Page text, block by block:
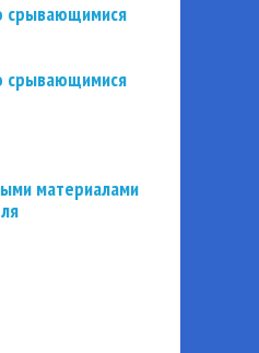
срывающимися
срывающимися
материалами